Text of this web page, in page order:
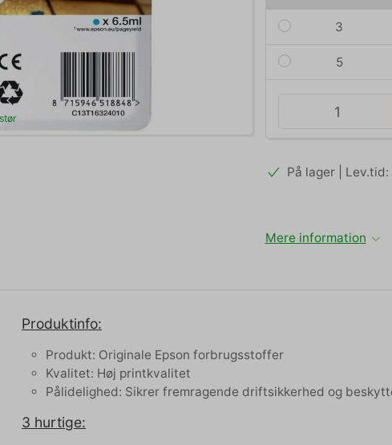
3
5
På lager |
Mere information
Produktinfo:
Produkt: Originale Epson forbrugsstoffer
Kvalitet: Høj printkvalitet
Pålidelighed: Sikrer fremragende driftsikkerhed og
3 hurtige: